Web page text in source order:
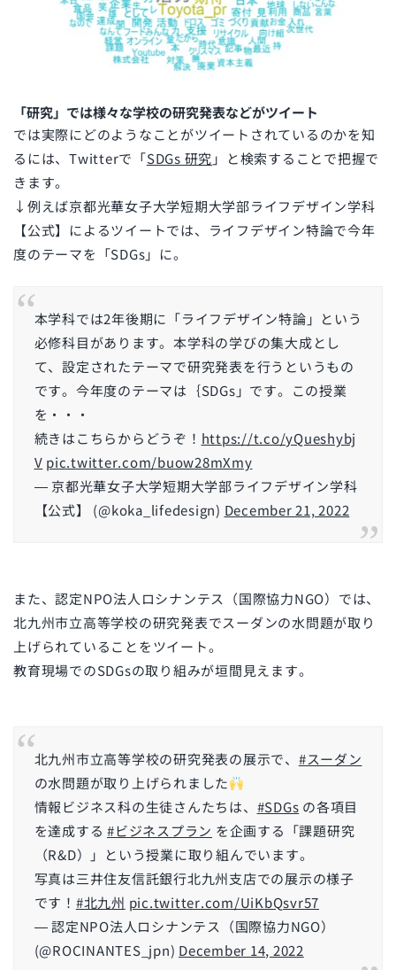
「研究」では様々な学校の研究発表などがツイート
では実際にどのようなことがツイートされているのかを知
るには、Twitterで「SDGs 研究 」と検索することで把握で
きます。
↓例えば京都光華女子大学短期大学部ライフデザイン学科
【公式】によるツイートでは、ライフデザイン特論で今年
度のテーマを「SDGs」に。
本学科では2年後期に「ライフデザイン特論」という
必修科目があります。本学科の学びの集大成とし
て、設定されたテーマで研究発表を行うというもの
です。今年度のテーマは｛SDGs」です。この授業
を・・・
続きはこちらからどうぞ！ https://t.co/yQueshybj
V pic.twitter.com/buow28mXmy
— 京都光華女子大学短期大学部ライフデザイン学科
【公式】 (@koka_lifedesign) December 21, 2022
また、認定NPO法人ロシナンテス（国際協力NGO）では、
北九州市立高等学校の研究発表でスーダンの水問題が取り
上げられていることをツイート。
教育現場でのSDGsの取り組みが垣間見えます。
北九州市立高等学校の研究発表の展示で、 #スーダン
の水問題が取り上げられました
情報ビジネス科の生徒さんたちは、 #SDGs の各項目
を達成する #ビジネスプラン を企画する「課題研究
（R&D）」という授業に取り組んでいます。
写真は三井住友信託銀行北九州支店での展示の様子
です！ #北九州 pic.twitter.com/UiKbQsvr57
— 認定NPO法人ロシナンテス（国際協力NGO）
(@ROCINANTES_jpn) December 14, 2022